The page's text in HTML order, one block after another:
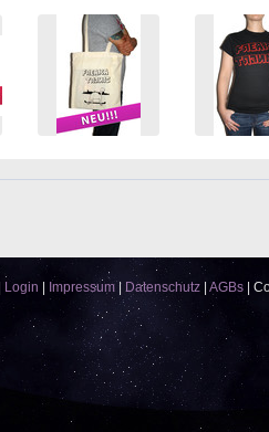
Login Impressum | Datenschutz AGBs